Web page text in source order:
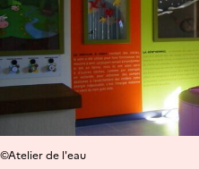
©Atelier de l'eau